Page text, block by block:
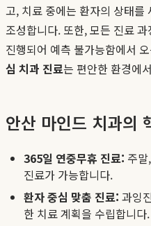
고, 치료 중에는 환자의 상태를
조성합니다. 또한, 모든 진료
진행되어 예측 불가능함에서
심 치과 진료는 편안한 환경에
안산 마인드 치과의
365일 연중무휴 진료: 주
진료가 가능합니다.
환자 중심 맞춤 진료: 과잉
한 치료 계획을 수립합니다.